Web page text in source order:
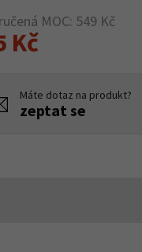
MOC: 549 Kč
Kč
Máte dotaz na produkt?
zeptat se